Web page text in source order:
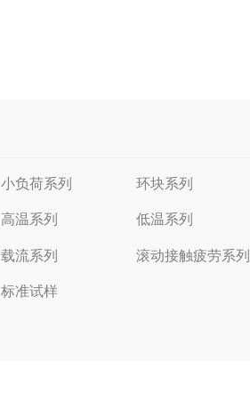
小负荷系列 环块系列
高温系列 低温系列
载流系列 滚动接触疲劳系列
标准试样